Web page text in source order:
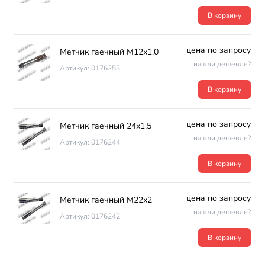
В корзину
Метчик гаечный М12х1,0
Артикул: 0176253
цена по запросу
нашли дешевле?
В корзину
Метчик гаечный 24х1,5
Артикул: 0176244
цена по запросу
нашли дешевле?
В корзину
Метчик гаечный М22х2
Артикул: 0176242
цена по запросу
нашли дешевле?
В корзину